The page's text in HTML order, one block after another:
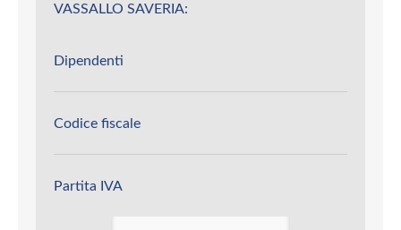
VASSALLO SAVERIA:
Dipendenti
Codice fiscale
Partita IVA